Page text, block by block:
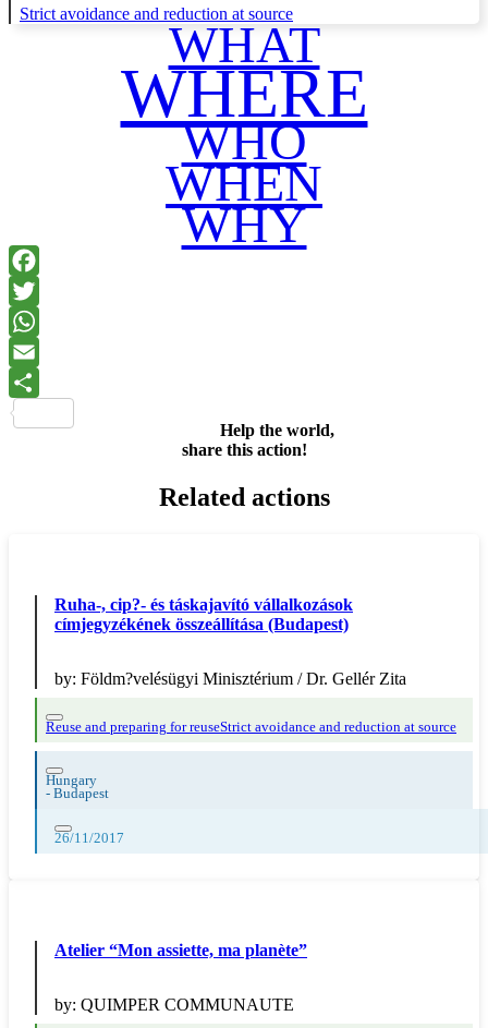
Strict avoidance and reduction at source
WHAT
WHERE
WHO
WHEN
WHY
Help the world,
share this action!
Related actions
Ruha-, cip?- és táskajavító vállalkozások
címjegyzékének összeállítása (Budapest)
by: Földm?velésügyi Minisztérium / Dr. Gellér Zita
Reuse and preparing for reuseStrict avoidance and reduction at source
Hungary
- Budapest
26/11/2017
Atelier “Mon assiette, ma planète”
by: QUIMPER COMMUNAUTE